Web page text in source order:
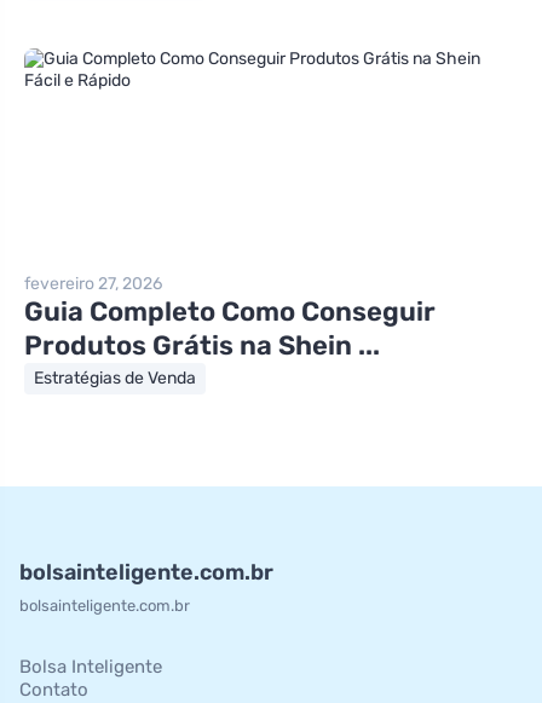
fevereiro 27, 2026
Guia Completo Como Conseguir
Produtos Grátis na Shein ...
Estratégias de Venda
bolsainteligente.com.br
bolsainteligente.com.br
Bolsa Inteligente
Contato